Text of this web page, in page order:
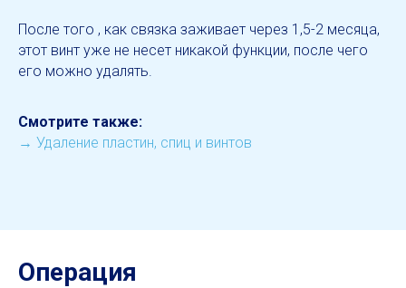
После того , как связка заживает через 1,5-2 месяца,
этот винт уже не несет никакой функции, после чего
его можно удалять.
Смотрите также:
→ Удаление пластин, спиц и винтов
Операция